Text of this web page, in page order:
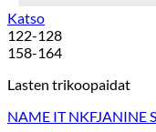
Katso
122-128
158-164
Lasten trikoopaidat
NAME IT NKFJANINE